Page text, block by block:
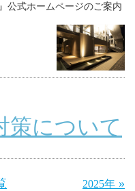
公式ホームページのご案内
策について
2025年 »